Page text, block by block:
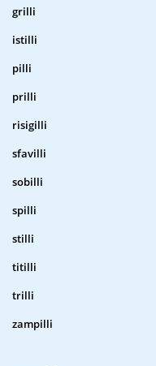
grilli
istilli
pilli
prilli
risigilli
sfavilli
sobilli
spilli
stilli
titilli
trilli
zampilli